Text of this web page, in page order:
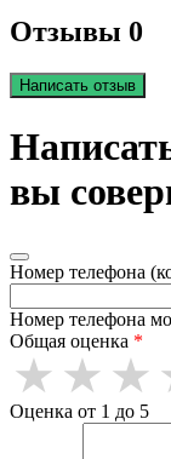
Отзывы 0
Написать отзыв
вы
Номер телефона
Номер телефона
Общая оценка *
Оценка от 1 до 5